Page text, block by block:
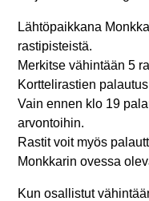
Lähtöpaikkana
rastipisteistä.
Merkitse vähintään 5
Korttelirastien
Vain ennen klo 19
arvontoihin.
Rastit voit myös
Monkkarin ovessa
Kun osallistut